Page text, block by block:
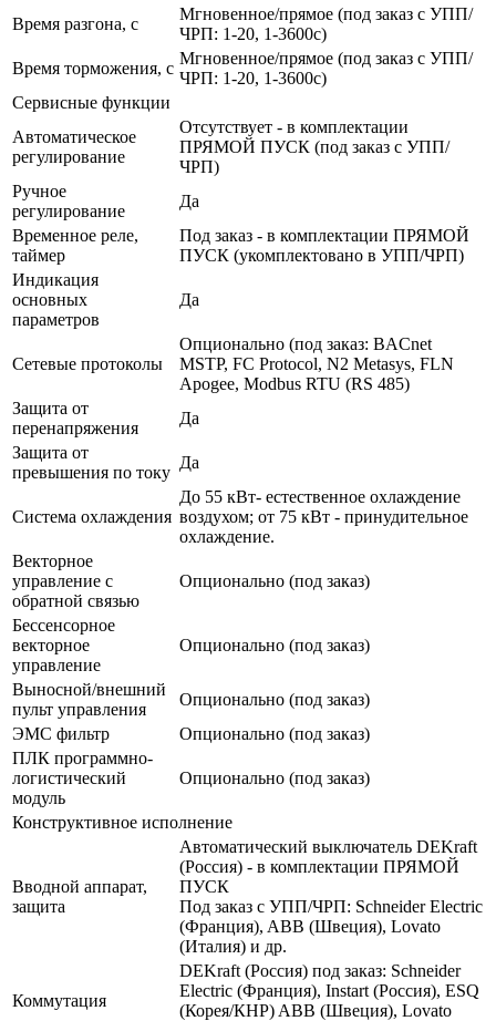
Время разгона, с
Мгновенное/прямое (под заказ с УПП/
ЧРП: 1-20, 1-3600с)
Время торможения, с
Мгновенное/прямое (под заказ с УПП/
ЧРП: 1-20, 1-3600с)
Сервисные функции
Автоматическое
регулирование
Отсутствует - в комплектации
ПРЯМОЙ ПУСК (под заказ с УПП/
ЧРП)
Ручное
регулирование
Да
Временное реле,
таймер
Под заказ - в комплектации ПРЯМОЙ
ПУСК (укомплектовано в УПП/ЧРП)
Индикация
основных
параметров
Да
Сетевые протоколы
Опционально (под заказ: BACnet
MSTP, FC Protocol, N2 Metasys, FLN
Apogee, Modbus RTU (RS 485)
Защита от
перенапряжения
Да
Защита от
превышения по току
Да
Система охлаждения
До 55 кВт- естественное охлаждение
воздухом; от 75 кВт - принудительное
охлаждение.
Векторное
управление с
обратной связью
Опционально (под заказ)
Бессенсорное
векторное
управление
Опционально (под заказ)
Выносной/внешний
пульт управления
Опционально (под заказ)
ЭМС фильтр
Опционально (под заказ)
ПЛК программно-
логистический
модуль
Опционально (под заказ)
Конструктивное исполнение
Вводной аппарат,
защита
Автоматический выключатель DEKraft
(Россия) - в комплектации ПРЯМОЙ
ПУСК
Под заказ с УПП/ЧРП: Schneider Electric
(Франция), ABB (Швеция), Lovato
(Италия) и др.
Коммутация
DEKraft (Россия) под заказ: Schneider
Electric (Франция), Instart (Россия), ESQ
(Корея/КНР) ABB (Швеция), Lovato